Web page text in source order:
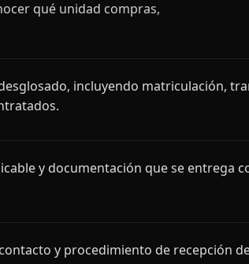
qué unidad compras,
incluyendo matriculación,
y documentación que se entrega
y procedimiento de recepción